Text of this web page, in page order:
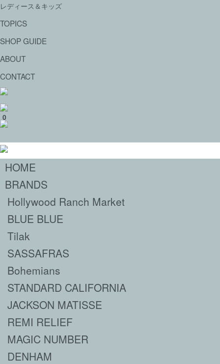
レディース＆キッズ
TOPICS
SHOP GUIDE
ABOUT
CONTACT
0
HOME
BRANDS
Hollywood Ranch Market
BLUE BLUE
Tilak
SASSAFRAS
Bohemians
STANDARD CALIFORNIA
JACKSON MATISSE
REMI RELIEF
MAGIC NUMBER
DENHAM